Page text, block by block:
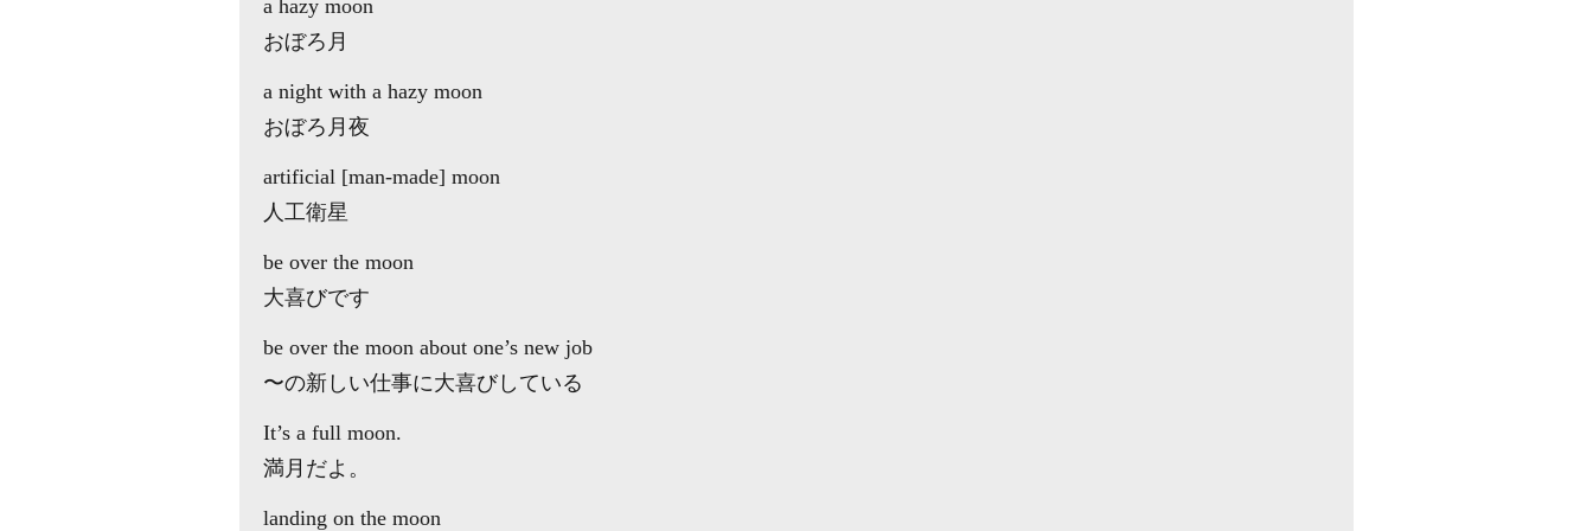
a hazy moon
おぼろ月
a night with a hazy moon
おぼろ月夜
artificial [man-made] moon
人工衛星
be over the moon
大喜びです
be over the moon about one’s new job
〜の新しい仕事に大喜びしている
It’s a full moon.
満月だよ。
landing on the moon